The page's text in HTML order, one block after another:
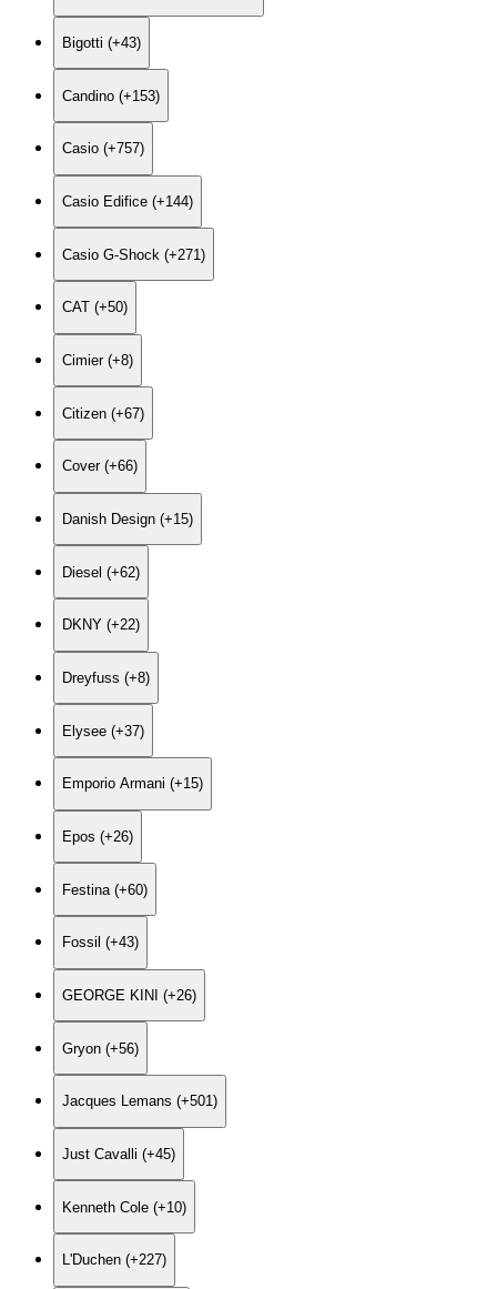
Bigotti (+43)
Candino (+153)
Casio (+757)
Casio Edifice (+144)
Casio G-Shock (+271)
CAT (+50)
Cimier (+8)
Citizen (+67)
Cover (+66)
Danish Design (+15)
Diesel (+62)
DKNY (+22)
Dreyfuss (+8)
Elysee (+37)
Emporio Armani (+15)
Epos (+26)
Festina (+60)
Fossil (+43)
GEORGE KINI (+26)
Gryon (+56)
Jacques Lemans (+501)
Just Cavalli (+45)
Kenneth Cole (+10)
L'Duchen (+227)